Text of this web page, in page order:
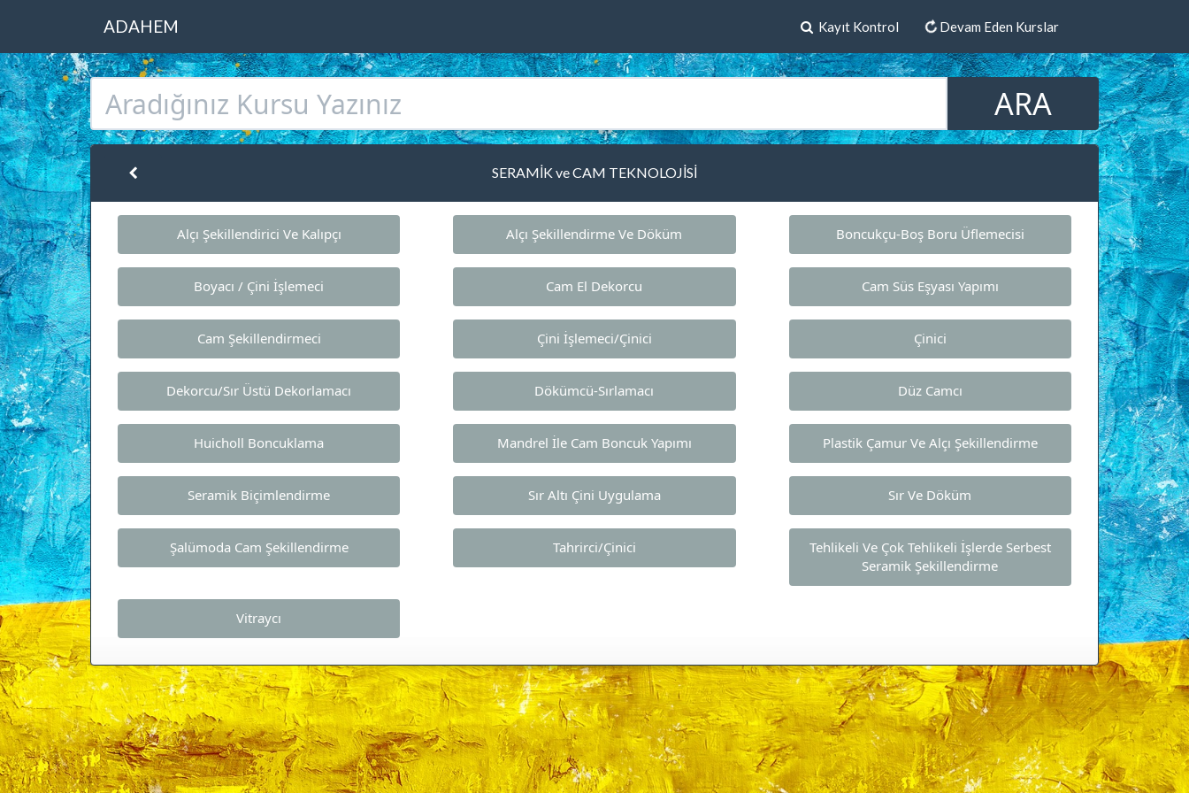
ADAHEM Kayıt Kontrol Devam Eden Kurslar
SERAMİK ve CAM TEKNOLOJİSİ
Alçı Şekillendirici Ve Kalıpçı Alçı Şekillendirme Ve Döküm Boncukçu-Boş Boru Üflemecisi
Boyacı / Çini İşlemeci Cam El Dekorcu Cam Süs Eşyası Yapımı
Cam Şekillendirmeci Çini İşlemeci/Çinici Çinici
Dekorcu/Sır Üstü Dekorlamacı Dökümcü-Sırlamacı Düz Camcı
Huicholl Boncuklama Mandrel İle Cam Boncuk Yapımı Plastik Çamur Ve Alçı Şekillendirme
Seramik Biçimlendirme Sır Altı Çini Uygulama Sır Ve Döküm
Şalümoda Cam Şekillendirme Tahrirci/Çinici
Tehlikeli Ve Çok Tehlikeli İşlerde Serbest
Seramik Şekillendirme
Vitraycı